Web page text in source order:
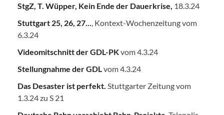
StgZ, T. Wüpper, Kein Ende der Dauerkrise, 18.3.24
Stuttgart 25, 26, 27...
, Kontext-Wochenzeitung vom
6.3.24
Videomitschnitt der GDL-PKvom 4.3.24
Stellungnahme der GDL vom 4.3.24
Das Desaster ist perfekt. Stuttgarter Zeitung vom
1.3.24 zu S 21